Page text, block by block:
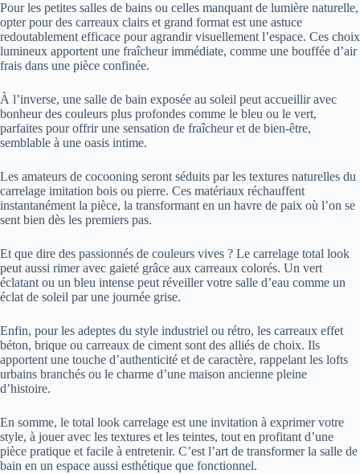
Pour les petites salles de bains ou celles manquant de lumière naturelle,
opter pour des carreaux clairs et grand format est une astuce
redoutablement efficace pour agrandir visuellement l’espace. Ces choix
lumineux apportent une fraîcheur immédiate, comme une bouffée d’air
frais dans une pièce confinée.
À l’inverse, une salle de bain exposée au soleil peut accueillir avec
bonheur des couleurs plus profondes comme le bleu ou le vert,
parfaites pour offrir une sensation de fraîcheur et de bien-être,
semblable à une oasis intime.
Les amateurs de cocooning seront séduits par les textures naturelles du
carrelage imitation bois ou pierre. Ces matériaux réchauffent
instantanément la pièce, la transformant en un havre de paix où l’on se
sent bien dès les premiers pas.
Et que dire des passionnés de couleurs vives ? Le carrelage total look
peut aussi rimer avec gaieté grâce aux carreaux colorés. Un vert
éclatant ou un bleu intense peut réveiller votre salle d’eau comme un
éclat de soleil par une journée grise.
Enfin, pour les adeptes du style industriel ou rétro, les carreaux effet
béton, brique ou carreaux de ciment sont des alliés de choix. Ils
apportent une touche d’authenticité et de caractère, rappelant les lofts
urbains branchés ou le charme d’une maison ancienne pleine
d’histoire.
En somme, le total look carrelage est une invitation à exprimer votre
style, à jouer avec les textures et les teintes, tout en profitant d’une
pièce pratique et facile à entretenir. C’est l’art de transformer la salle de
bain en un espace aussi esthétique que fonctionnel.